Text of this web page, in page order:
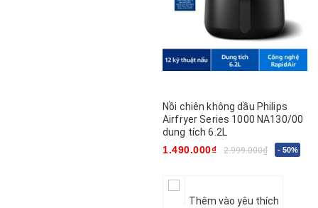
Nồi chiên không dầu Philips
Airfryer Series 1000 NA130/00
dung tích 6.2L
1.490.000₫
2.999.000₫ - 50%
Thêm vào yêu thích